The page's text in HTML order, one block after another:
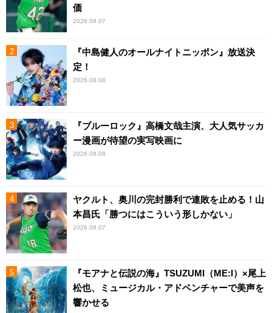
価
2026.08.07
『中島健人のオールナイトニッポン』放送決
定！
2026.08.08
『ブルーロック』高橋文哉主演、大人気サッカ
ー漫画が待望の実写映画に
2026.08.08
ヤクルト、奥川の完封勝利で連敗を止める！山
本昌氏「勝つにはこういう形しかない」
2026.08.07
『モアナと伝説の海』TSUZUMI（ME:I）×尾上
松也、ミュージカル・アドベンチャーで美声を
響かせる